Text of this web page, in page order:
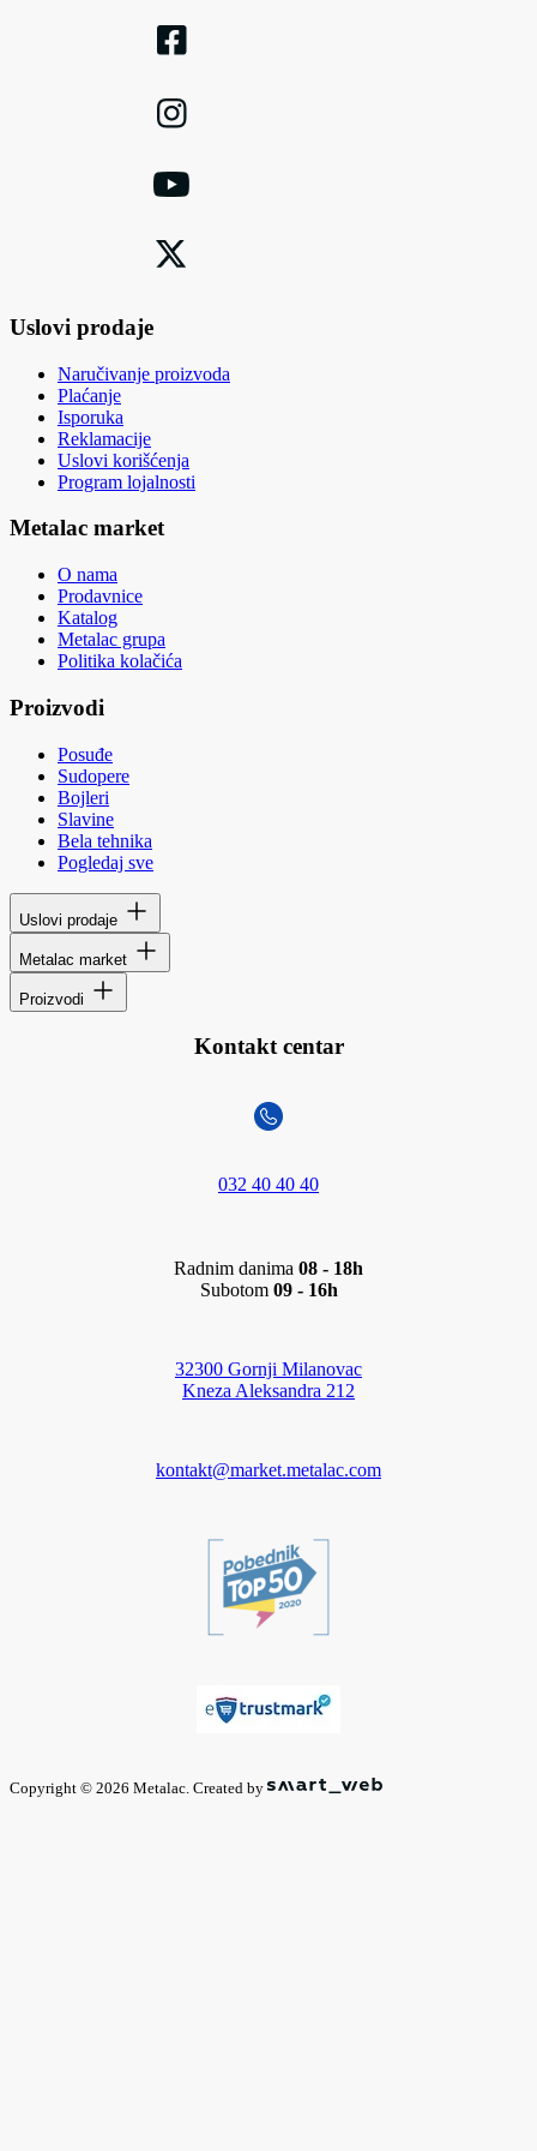
Uslovi prodaje
Naručivanje proizvoda
Plaćanje
Isporuka
Reklamacije
Uslovi korišćenja
Program lojalnosti
Metalac market
O nama
Prodavnice
Katalog
Metalac grupa
Politika kolačića
Proizvodi
Posuđe
Sudopere
Bojleri
Slavine
Bela tehnika
Pogledaj sve
Uslovi prodaje
Metalac market
Proizvodi
Kontakt centar
032 40 40 40
Radnim danima 08 - 18h
Subotom 09 - 16h
32300 Gornji Milanovac
Kneza Aleksandra 212
kontakt@market.metalac.com
Copyright © 2026 Metalac. Created by